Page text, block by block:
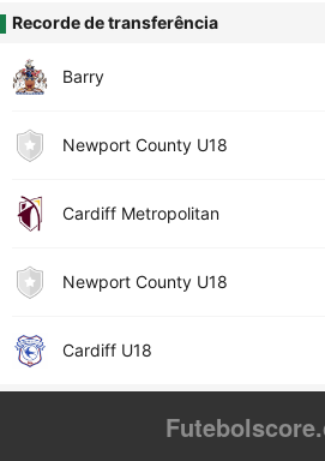
Recorde de transferência
Barry
Newport County U18
Cardiff Metropolitan
Newport County U18
Cardiff U18